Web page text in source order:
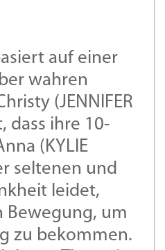
auf einer
wahren
(JENNIFER
dass ihre 10-
(KYLIE
seltenen und
leidet,
Bewegung, um
zu bekommen.